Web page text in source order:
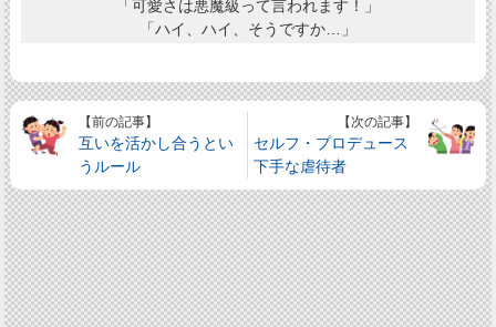
「可愛さは悪魔級って言われます！」
「ハイ、ハイ、そうですか…」
【前の記事】
互いを活かし合うとい
うルール
【次の記事】
セルフ・プロデュース
下手な虐待者